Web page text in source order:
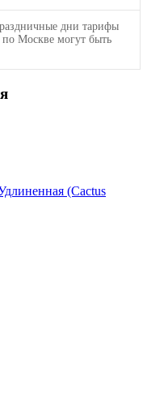
дни тарифы
по Москве могут быть
(Cactus